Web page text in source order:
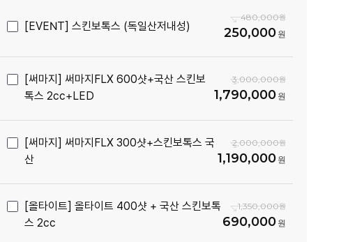
[EVENT] 스킨보톡스 (독일산저내성)
480,000
250,000
[써마지] 써마지FLX 600샷+국산 스킨보
톡스 2cc+LED
3,000,000
1,790,000
[써마지] 써마지FLX 300샷+스킨보톡스 국
산
2,000,000
1,190,000
[올타이트] 올타이트 400샷 + 국산 스킨보톡
스 2cc
1,350,000
690,000